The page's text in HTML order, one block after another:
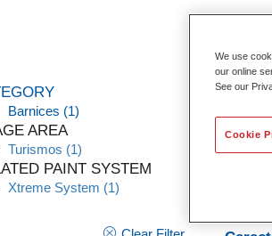
Barnices (1)
AREA
Turismos (1)
PAINT SYSTEM
Xtreme System (1)
Sus
We use
our online
See our
Cookie